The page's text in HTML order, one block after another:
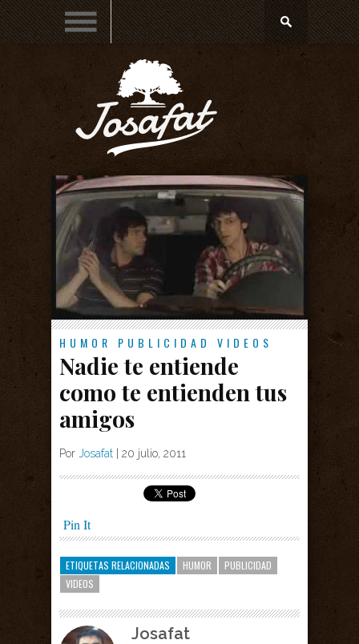
HUMOR PUBLICIDAD VIDEOS
Nadie te entiende
como te entienden tus
amigos
Por Josafat 20 julio, 2011
Pin It
ETIQUETAS RELACIONADAS HUMOR
PUBLICIDAD
VIDEOS
Josafat